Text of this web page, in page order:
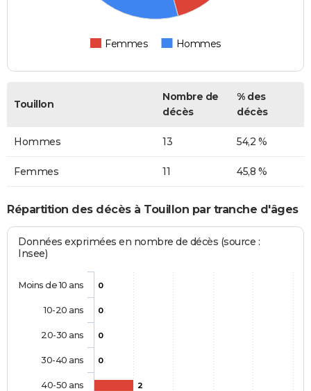
Femmes Hommes
Touillon
Nombre de
décès
% des
décès
Hommes 13 54,2 %
Femmes 11 45,8 %
Répartition des décès à Touillon par tranche d'âges
Données exprimées en nombre de décès (source :
Insee)
0
0
0
0
2
Moins de 10 ans
10-20 ans
20-30 ans
30-40 ans
40-50 ans